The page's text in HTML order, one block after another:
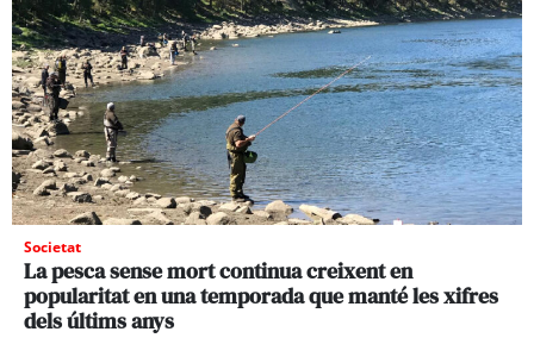
Societat
La pesca sense mort continua creixent en
popularitat en una temporada que manté les xifres
dels últims anys